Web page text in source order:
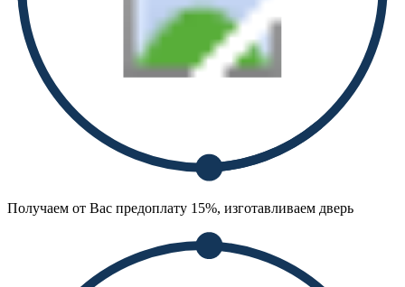
Получаем от Вас предоплату 15%, изготавливаем дверь